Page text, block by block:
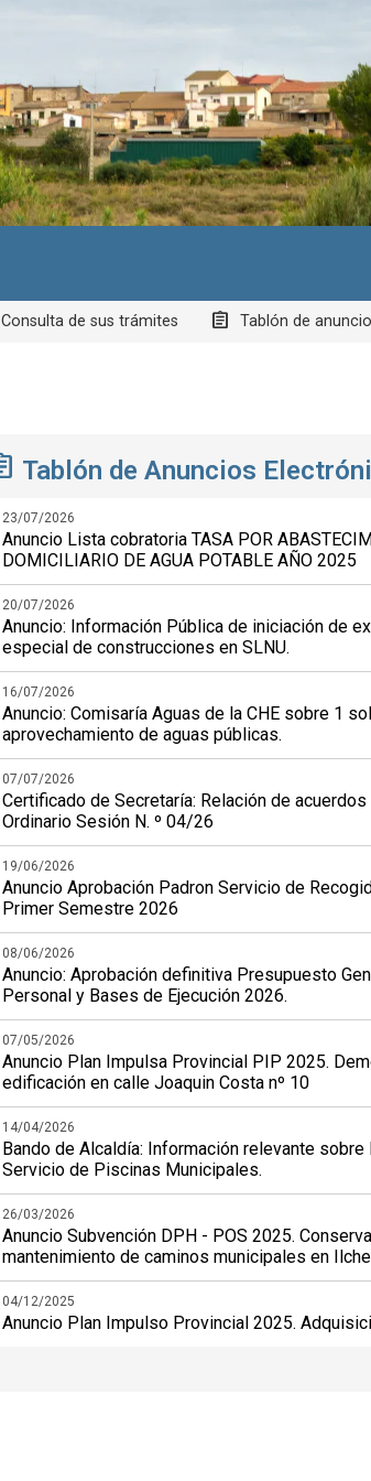
Consulta de sus trámites Tablón de
Tablón de Anuncios
23/07/2026
Anuncio Lista cobratoria TASA POR
DOMICILIARIO DE AGUA POTABLE AÑO 2025
20/07/2026
Anuncio: Información Pública de iniciación de
especial de construcciones en SLNU.
16/07/2026
Anuncio: Comisaría Aguas de la CHE sobre 1
aprovechamiento de aguas públicas.
07/07/2026
Certificado de Secretaría: Relación de
Ordinario Sesión N. º 04/26
19/06/2026
Anuncio Aprobación Padron Servicio de
Primer Semestre 2026
08/06/2026
Anuncio: Aprobación definitiva Presupuesto
Personal y Bases de Ejecución 2026.
07/05/2026
Anuncio Plan Impulsa Provincial PIP 2025.
edificación en calle Joaquin Costa nº 10
14/04/2026
Bando de Alcaldía: Información relevante
Servicio de Piscinas Municipales.
26/03/2026
Anuncio Subvención DPH - POS 2025.
mantenimiento de caminos municipales en Ilche
04/12/2025
Anuncio Plan Impulso Provincial 2025.